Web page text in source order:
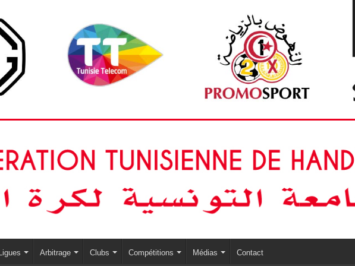
Arbitrage Clubs Compétitions Médias Contact